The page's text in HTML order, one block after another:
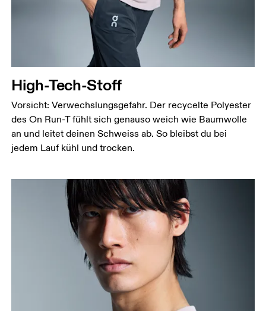
grössten ist. Achte darauf, das Massband gerade zu
wo dein Oberkörper am schmalsten ist.
Miss um die breiteste Stelle deiner Hüfte herum.
High-Tech-Stoff
Vorsicht: Verwechslungsgefahr. Der recycelte Polyester
des On Run-T fühlt sich genauso weich wie Baumwolle
an und leitet deinen Schweiss ab. So bleibst du bei
jedem Lauf kühl und trocken.